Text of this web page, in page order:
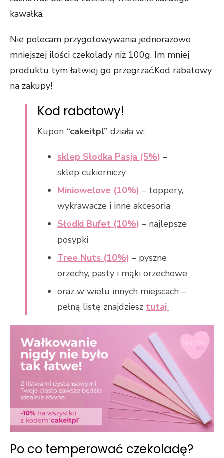
kawałka.
Nie polecam przygotowywania jednorazowo
mniejszej ilości czekolady niż 100g. Im mniej
produktu tym łatwiej go przegrzać.Kod rabatowy
na zakupy!
Kod rabatowy!
Kupon “cakeitpl” działa w:
sklep Słodka Pasja (5%) –
sklep cukierniczy
Miniowelove (10%) – toppery,
wykrawacze i inne akcesoria
Słodki Bufet (10%) – najlepsze
posypki
Tree Nuts (10%) – pyszne
orzechy, pasty i mąki orzechowe
oraz w wielu innych miejscach –
pełną listę znajdziesz tutaj
Po co temperować czekoladę?